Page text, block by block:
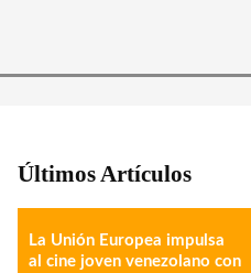
Últimos Artículos
La Unión Europea impulsa
al cine joven venezolano con